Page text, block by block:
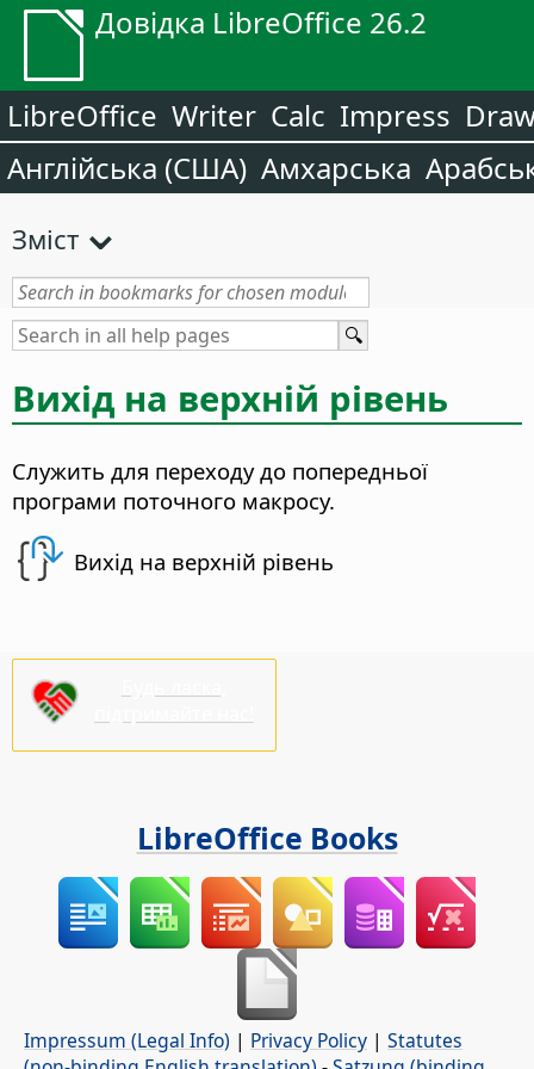
Довідка LibreOffice 26.2
LibreOffice Writer Calc Impress
Англійська (США) Амхарська
Зміст
Вихід на верхній рівень
Служить для переходу до попередньої
програми поточного макросу.
Вихід на верхній рівень
LibreOffice Books
Impressum (Legal Info) | Privacy Policy | Statutes